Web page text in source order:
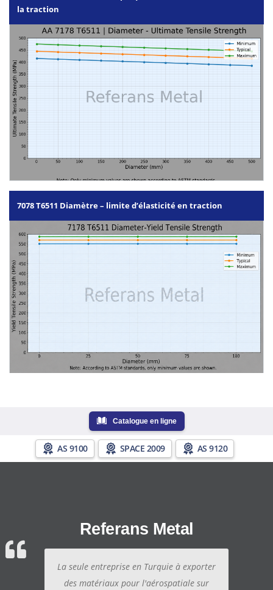
la traction
7078 T6511 Diamètre – limite d’élasticité en traction
Catalogue en ligne
AS 9100 SPACE 2009 AS 9120
Referans Metal
La seule entreprise en Turquie à exporter
des matériaux pour l'aérospatiale sur